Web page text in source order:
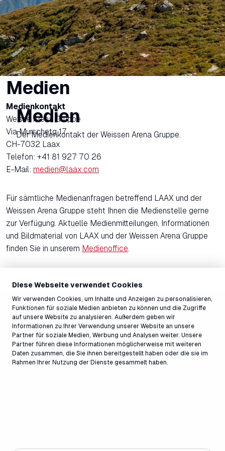
Diese Webseite verwendet Cookies
Wir verwenden Cookies, um Inhalte und Anzeigen zu personalisieren,
Funktionen für soziale Medien anbieten zu können und die Zugriffe
auf unsere Website zu analysieren. Außerdem geben wir
Informationen zu Ihrer Verwendung unserer Website an unsere
Partner für soziale Medien, Werbung und Analysen weiter. Unsere
Partner führen diese Informationen möglicherweise mit weiteren
Daten zusammen, die Sie ihnen bereitgestellt haben oder die sie im
Rahmen Ihrer Nutzung der Dienste gesammelt haben.
Medien
Der Medienkontakt der Weissen Arena Gruppe.
Medien
Medienkontakt
Weisse Arena Gruppe
Via Murschetg 17
CH-7032 Laax
Telefon: +41 81 927 70 26
E-Mail: medien@laax.com
Für sämtliche Medienanfragen betreffend LAAX und der
Weissen Arena Gruppe steht Ihnen die Medienstelle gerne
zur Verfügung. Aktuelle Medienmitteilungen, Informationen
und Bildmaterial von LAAX und der Weissen Arena Gruppe
finden Sie in unserem Medienoffice